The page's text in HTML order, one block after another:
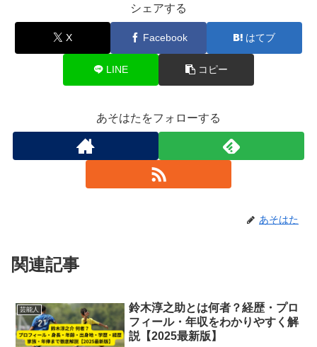
シェアする
X Facebook はてブ
LINE コピー
あそはたをフォローする
あそはた
関連記事
芸能人
鈴木淳之助とは何者？経歴・プロ
フィール・年収をわかりやすく解
説【2025最新版】